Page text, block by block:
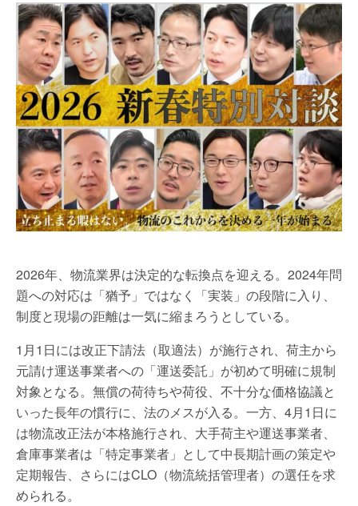
2026年、物流業界は決定的な転換点を迎える。2024年問
題への対応は「猶予」ではなく「実装」の段階に入り、
制度と現場の距離は一気に縮まろうとしている。
1月1日には改正下請法（取適法）が施行され、荷主から
元請け運送事業者への「運送委託」が初めて明確に規制
対象となる。無償の荷待ちや荷役、不十分な価格協議と
いった長年の慣行に、法のメスが入る。一方、4月1日に
は物流改正法が本格施行され、大手荷主や運送事業者、
倉庫事業者は「特定事業者」として中長期計画の策定や
定期報告、さらにはCLO（物流統括管理者）の選任を求
められる。